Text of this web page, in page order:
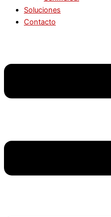
Soluciones
Contacto